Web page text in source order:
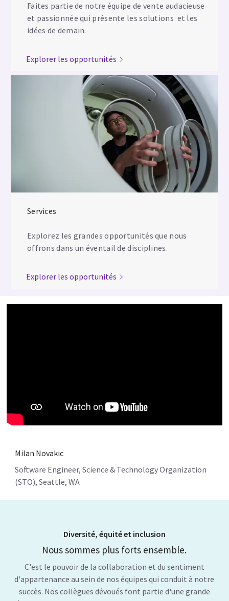
Faites partie de notre équipe de vente audacieuse
et passionnée qui présente les solutions et les
idées de demain.
Explorer les opportunités
Services
Explorez les grandes opportunités que nous
offrons dans un éventail de disciplines.
Explorer les opportunités
Milan Novakic
Software Engineer, Science & Technology Organization
(STO), Seattle, WA
Diversité, équité et inclusion
Nous sommes plus forts ensemble.
C'est le pouvoir de la collaboration et du sentiment
d'appartenance au sein de nos équipes qui conduit à notre
succès. Nos collègues dévoués font partie d'une grande